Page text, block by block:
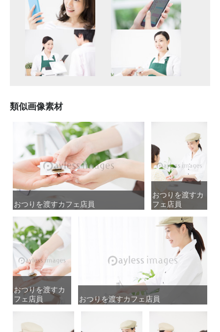
類似画像素材
おつりを渡すカフェ店員
おつりを渡すカフェ店員
おつりを渡すカ
フェ店員
おつりを渡すカ
フェ店員
おつりを渡すカ
フェ店員
おつりを渡すカ
フェ店員
おつりを渡すカフェ店員
おつりを渡すカフェ店員